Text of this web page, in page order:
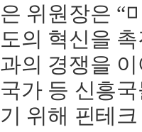
은 위원장은 “
도의 혁신을
과의 경쟁을
국가 등 신흥
기 위해 핀테크